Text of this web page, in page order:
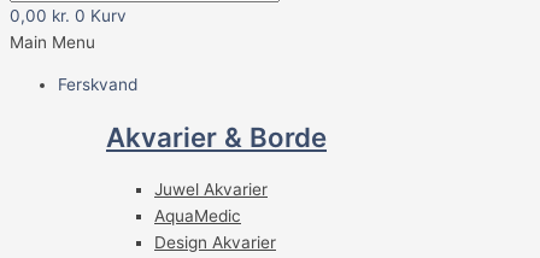
0,00 kr. 0 Kurv
Main Menu
Ferskvand
Akvarier & Borde
Juwel Akvarier
AquaMedic
Design Akvarier